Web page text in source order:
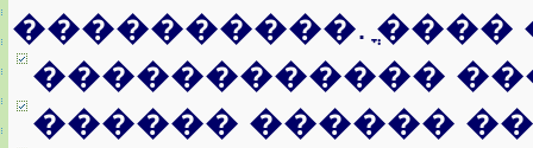
�����������.
������������
������ ������